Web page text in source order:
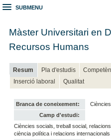
SUBMENU
Màster Universitari en
Recursos Humans
Resum Pla d'estudis
Inserció laboral
Qualitat
Branca de coneixement:
Camp d'estudi:
Ciències socials, treball social,
ciència política i relacions internacionals